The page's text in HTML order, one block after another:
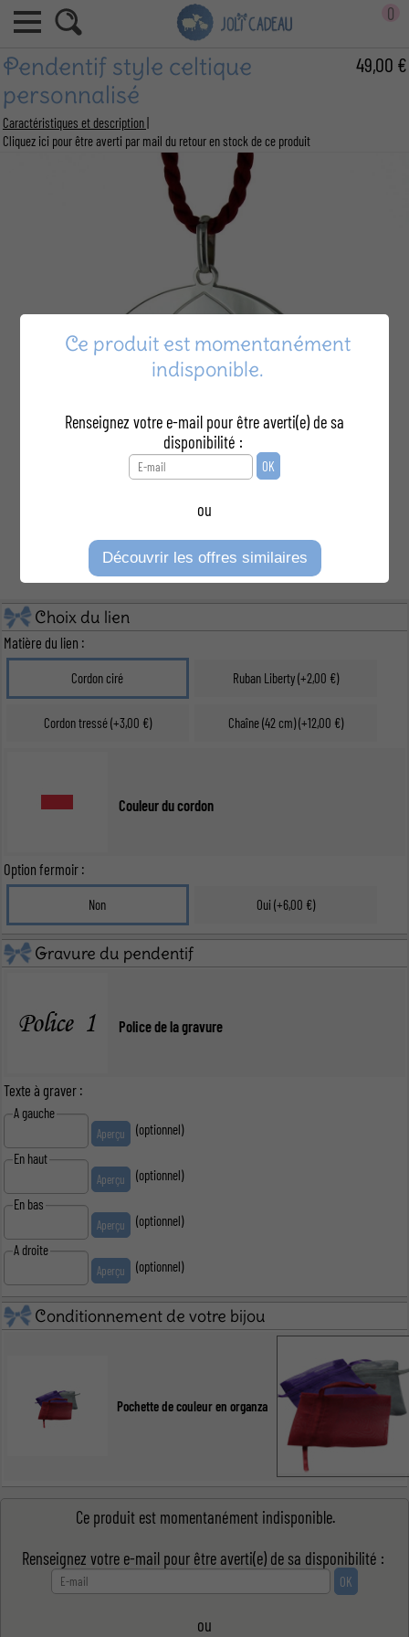
0
Pendentif style celtique
personnalisé
Caractéristiques et description |
Cliquez ici pour être averti par mail du retour en stock de ce produit
49,00 €
Choix du lien
Matière du lien :
Cordon ciré Ruban Liberty (+2,00 €)
Cordon tressé (+3,00 €) Chaîne (42 cm) (+12,00 €)
Couleur du cordon
Option fermoir :
Non Oui (+6,00 €)
Gravure du pendentif
Police de la gravure
Texte à graver :
A gauche
(optionnel)
En haut
(optionnel)
En bas
(optionnel)
A droite
(optionnel)
Conditionnement de votre bijou
Pochette de couleur en organza
Ce produit est momentanément indisponible.
Renseignez votre e-mail pour être averti(e) de sa disponibilité :
ou
Ce produit est momentanément
indisponible.
Renseignez votre e-mail pour être averti(e) de sa
disponibilité :
ou
Découvrir les offres similaires